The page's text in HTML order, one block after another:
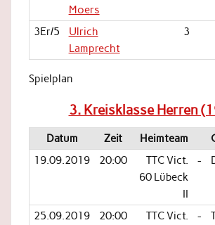
Moers
3Er/5
Ulrich
Lamprecht
3
Spielplan
3. Kreisklasse Herren
Datum Zeit Heimteam
19.09.2019
20:00
TTC Vict.
60 Lübeck
II
-
25.09.2019 20:00
TTC Vict.
-